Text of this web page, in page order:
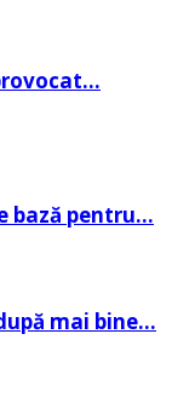
bază pentru…
mai bine…